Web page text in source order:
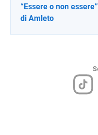
“Essere o non
di Amleto